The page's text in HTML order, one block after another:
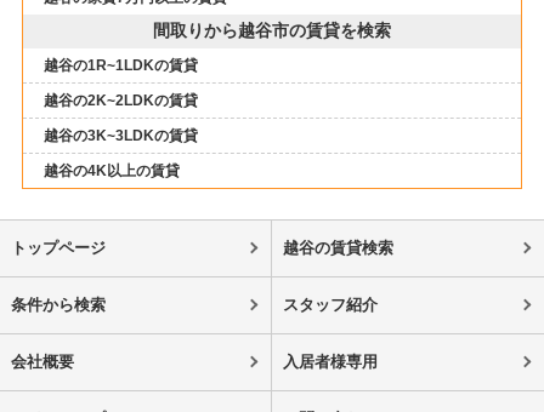
間取りから越谷市の賃貸を検索
越谷の1R~1LDKの賃貸
越谷の2K~2LDKの賃貸
越谷の3K~3LDKの賃貸
越谷の4K以上の賃貸
トップページ 越谷の賃貸検索
条件から検索 スタッフ紹介
会社概要 入居者様専用